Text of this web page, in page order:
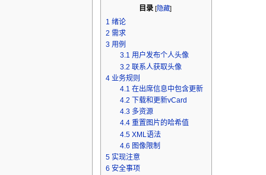
目录[隐藏]
1 绪论
2 需求
3 用例
3.1 用户发布个人头像
3.2 联系人获取头像
4 业务规则
4.1 在出席信息中包含更新
4.2
下载和更新vCard
4.3 多资源
4.4 重置图片的哈希值
4.5 XML语法
4.6 图像限制
5 实现注意
6 安全事项